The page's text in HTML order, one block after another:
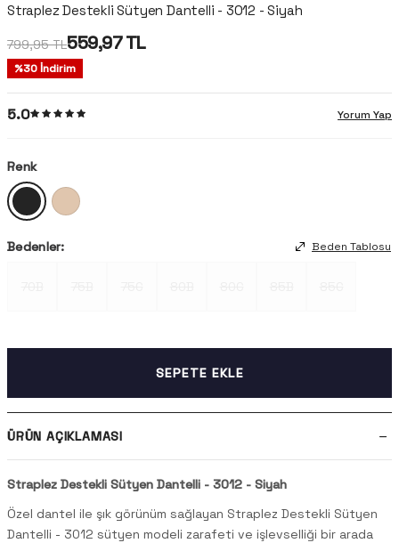
Straplez Destekli Sütyen Dantelli - 3012 - Siyah
799,95TL559,97TL
%30İndirim
5.0 Yorum Yap
Renk
Bedenler: Beden Tablosu
SEPETE EKLE
ÜRÜN AÇIKLAMASI
Straplez Destekli Sütyen Dantelli - 3012 - Siyah
Özel dantel ile şık görünüm sağlayan Straplez Destekli Sütyen
Dantelli - 3012 sütyen modeli zarafeti ve işlevselliği bir arada